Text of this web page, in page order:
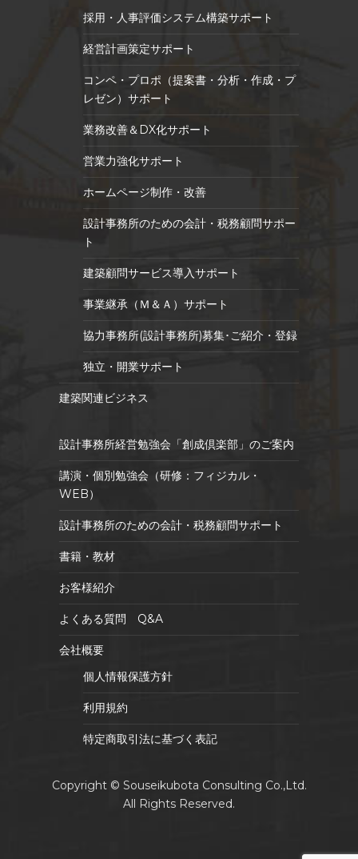
採用・人事評価システム構築サポート
経営計画策定サポート
コンペ・プロポ（提案書・分析・作成・プ
レゼン）サポート
業務改善＆DX化サポート
営業力強化サポート
ホームページ制作・改善
設計事務所のための会計・税務顧問サポー
ト
建築顧問サービス導入サポート
事業継承（Ｍ＆Ａ）サポート
協力事務所(設計事務所)募集･ご紹介・登録
独立・開業サポート
建築関連ビジネス
設計事務所経営勉強会「創成倶楽部」のご案内
講演・個別勉強会（研修：フィジカル・
WEB）
設計事務所のための会計・税務顧問サポート
書籍・教材
お客様紹介
よくある質問 Q&A
会社概要
個人情報保護方針
利用規約
特定商取引法に基づく表記
Copyright © Souseikubota Consulting Co.,Ltd.
All Rights Reserved.